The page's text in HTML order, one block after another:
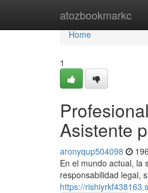
atozbookmarkc
Home
Home
1
Asistente
aronyqup504098
En el mundo actual, la
responsabilidad legal,
https://